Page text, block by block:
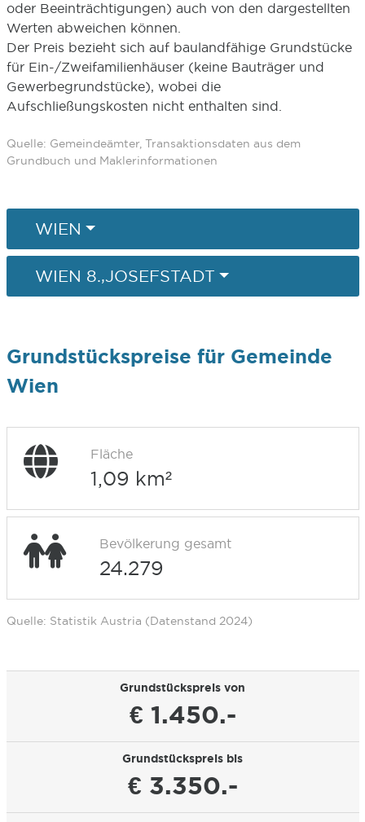
oder Beeinträchtigungen) auch von den dargestellten
Werten abweichen können.
Der Preis bezieht sich auf baulandfähige Grundstücke
für Ein-/Zweifamilienhäuser (keine Bauträger und
Gewerbegrundstücke), wobei die
Aufschließungskosten nicht enthalten sind.
Quelle: Gemeindeämter, Transaktionsdaten aus dem
Grundbuch und Maklerinformationen
WIEN
WIEN 8.,JOSEFSTADT
Grundstückspreise für Gemeinde
Wien
Fläche
1,09 km²
Bevölkerung gesamt
24.279
Quelle: Statistik Austria (Datenstand 2024)
Grundstückspreis von
€ 1.450.-
Grundstückspreis bis
€ 3.350.-